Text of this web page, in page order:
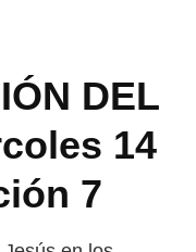
DEL
14
7